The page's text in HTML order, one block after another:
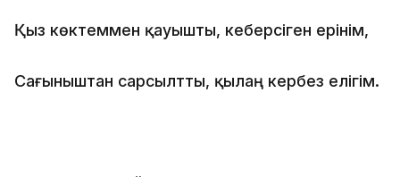
Қыз көктеммен қауышты, кеберсіген ерінім,
Сағыныштан сарсылтты, қылаң кербез елігім.